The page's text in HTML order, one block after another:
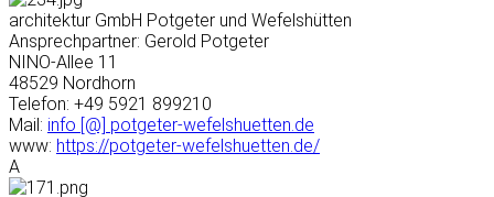
architektur GmbH Potgeter und Wefelshütten
Ansprechpartner: Gerold Potgeter
NINO-Allee 11
48529 Nordhorn
Telefon: +49 5921 899210
Mail: info [@] potgeter-wefelshuetten.de
www: https://potgeter-wefelshuetten.de/
A